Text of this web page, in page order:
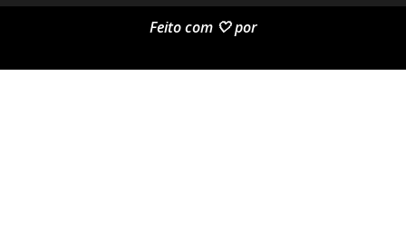
Feito com 🤍 por